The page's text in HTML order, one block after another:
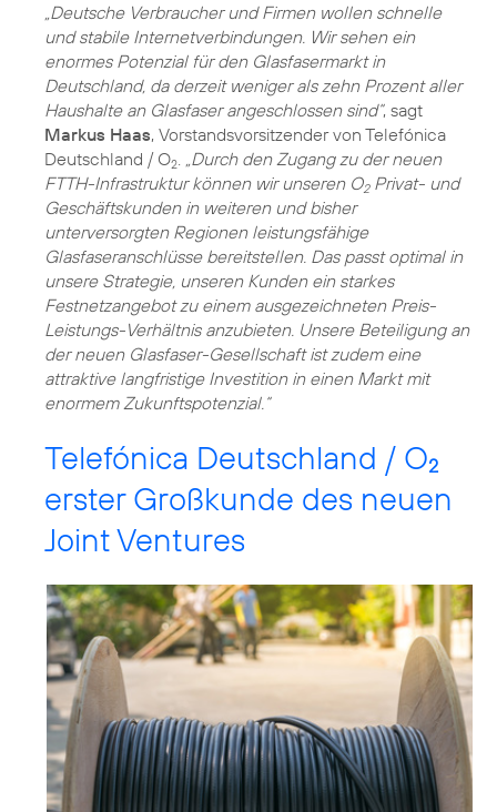
„Deutsche Verbraucher und Firmen wollen schnelle
und stabile Internetverbindungen. Wir sehen ein
enormes Potenzial für den Glasfasermarkt in
Deutschland, da derzeit weniger als zehn Prozent aller
Haushalte an Glasfaser angeschlossen sind“, sagt
Markus Haas, Vorstandsvorsitzender von Telefónica
Deutschland / O2. „Durch den Zugang zu der neuen
FTTH-Infrastruktur können wir unseren O2Privat- und
Geschäftskunden in weiteren und bisher
unterversorgten Regionen leistungsfähige
Glasfaseranschlüsse bereitstellen. Das passt optimal in
unsere Strategie, unseren Kunden ein starkes
Festnetzangebot zu einem ausgezeichneten Preis-
Leistungs-Verhältnis anzubieten. Unsere Beteiligung an
der neuen Glasfaser-Gesellschaft ist zudem eine
attraktive langfristige Investition in einen Markt mit
enormem Zukunftspotenzial.“
Telefónica Deutschland / O2
erster Großkunde des neuen
Joint Ventures